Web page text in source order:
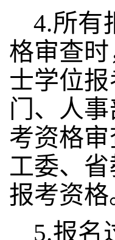
4.所有
格审查
士学位
门、人
考资格
工委、
报考资格
5.报名